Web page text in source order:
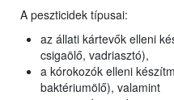
A peszticidek típusai:
az állati kártevők elleni
csigaölő, vadriasztó),
a kórokozók elleni
baktériumölő), valamint